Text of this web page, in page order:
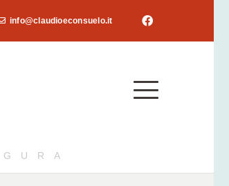
info@claudioeconsuelo.it